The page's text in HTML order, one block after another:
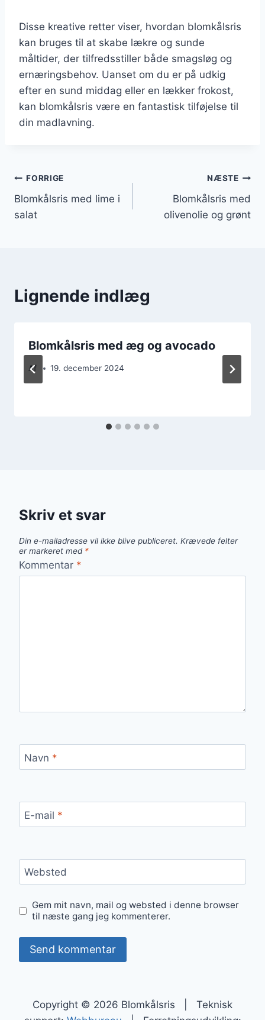
Disse kreative retter viser, hvordan blomkålsris
kan bruges til at skabe lækre og sunde
måltider, der tilfredsstiller både smagsløg og
ernæringsbehov. Uanset om du er på udkig
efter en sund middag eller en lækker frokost,
kan blomkålsris være en fantastisk tilføjelse til
din madlavning.
Indlægsnavigation
FORRIGE
Blomkålsris med lime i
salat
NÆSTE
Blomkålsris med
olivenolie og grønt
Lignende indlæg
Blomkålsris med æg og avocado
Af 19. december 2024
Skriv et svar
Din e-mailadresse vil ikke blive publiceret. Krævede felter
er markeret med *
Kommentar *
Navn *
E-mail *
Websted
Gem mit navn, mail og websted i denne browser
til næste gang jeg kommenterer.
Copyright © 2026 Blomkålsris | Teknisk